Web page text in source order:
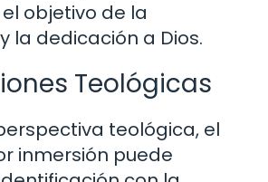
objetivo de la
la dedicación a Dios.
Teológicas
teológica, el
inmersión puede